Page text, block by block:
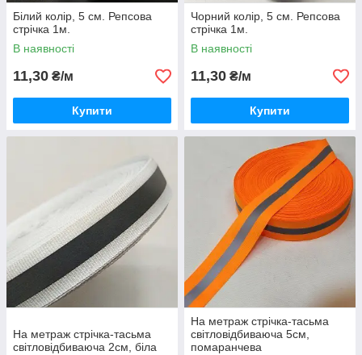
Білий колір, 5 см. Репсова
стрічка 1м.
В наявності
11,30 ₴/м
Купити
Чорний колір, 5 см. Репсова
стрічка 1м.
В наявності
11,30 ₴/м
Купити
На метраж стрічка-тасьма
світловідбиваюча 2см, біла
На метраж стрічка-тасьма
світловідбиваюча 5см,
помаранчева